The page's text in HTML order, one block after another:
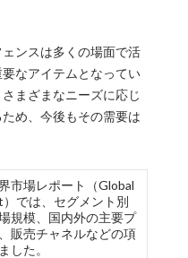
ンスは多くの場面で活
なアイテムとなってい
まざまなニーズに応じ
め、今後もその需要は
市場レポート（Global
では、セグメント別
規模、国内外の主要プ
販売チャネルなどの項
した。